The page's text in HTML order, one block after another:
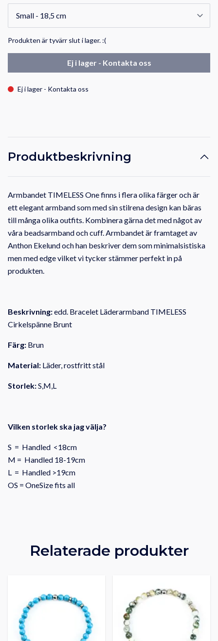
Produkten är tyvärr slut i lager. :(
Ej i lager - Kontakta oss
Ej i lager - Kontakta oss
Produktbeskrivning
Armbandet TIMELESS One finns i flera olika färger och är
ett elegant armband som med sin stilrena design kan bäras
till många olika outfits. Kombinera gärna det med något av
våra beadsarmband och cuff. Armbandet är framtaget av
Anthon Ekelund och han beskriver dem som minimalsistiska
men med edge vilket vi tycker stämmer perfekt in på
produkten.
Beskrivning:edd. Bracelet Läderarmband TIMELESS
Cirkelspänne Brunt
Färg: Brun
Material: Läder, rostfritt stål
Storlek:S,M,L
Vilken storlek ska jag välja?
S = Handled <18cm
M = Handled 18-19cm
L = Handled >19cm
OS = OneSize fits all
Relaterade produkter